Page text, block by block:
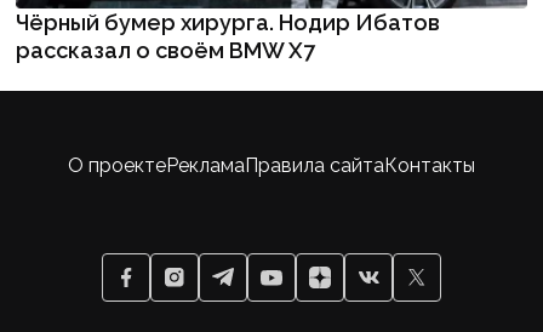
Чёрный бумер хирурга. Нодир Ибатов
рассказал о своём BMW X7
О проектеРекламаПравила сайтаКонтакты